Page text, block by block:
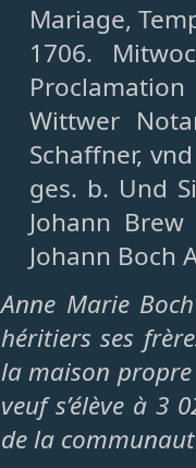
Mariage,
1706.
Wittwer
Schaffner,
ges. b. Und
Johann
Johann Boch
Anne Marie
héritiers ses
la maison propre
veuf s’élève à 3
de la